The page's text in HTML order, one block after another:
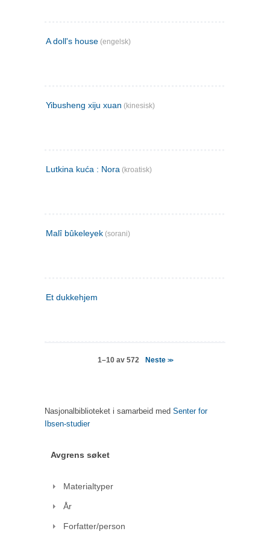
A doll's house (engelsk)
Yibusheng xiju xuan (kinesisk)
Lutkina kuća : Nora (kroatisk)
Malî bûkeleyek (sorani)
Et dukkehjem
1–10 av 572 Neste >>
Nasjonalbiblioteket i samarbeid med Senter for
Ibsen-studier
Avgrens søket
Materialtyper
År
Forfatter/person